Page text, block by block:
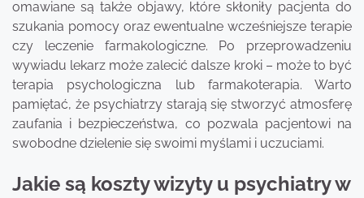
omawiane są także objawy, które skłoniły pacjenta do
szukania pomocy oraz ewentualne wcześniejsze terapie
czy leczenie farmakologiczne. Po przeprowadzeniu
wywiadu lekarz może zalecić dalsze kroki – może to być
terapia psychologiczna lub farmakoterapia. Warto
pamiętać, że psychiatrzy starają się stworzyć atmosferę
zaufania i bezpieczeństwa, co pozwala pacjentowi na
swobodne dzielenie się swoimi myślami i uczuciami.
Jakie są koszty wizyty u psychiatry w